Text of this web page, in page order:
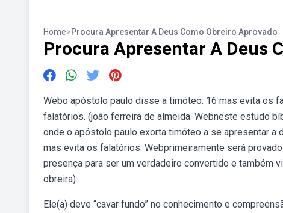
Home>Procura Apresentar A Deus Como Obreiro Aprovado
Procura Apresentar A Deus
Webo apóstolo paulo disse a timóteo: 16 mas evita os
falatórios. (joão ferreira de almeida. Webneste estudo
onde o apóstolo paulo exorta timóteo a se apresentar a
mas evita os falatórios. Webprimeiramente será
presença para ser um verdadeiro convertido e também
obreira):
Ele(a) deve “cavar fundo” no conhecimento e